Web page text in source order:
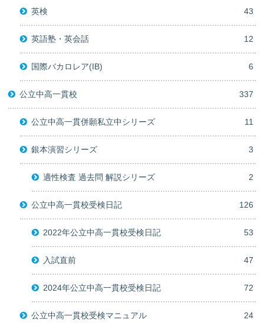
英検 43
英語塾・英会話 12
国際バカロレア(IB) 6
公立中高一貫校 337
公立中高一貫併願私立中シリーズ 11
銀本演習シリーズ 3
適性検査 過去問 解説シリーズ 2
公立中高一貫校受検日記 126
2022年公立中高一貫校受検日記 53
入試直前 47
2024年公立中高一貫校受検日記 72
公立中高一貫校受検マニュアル 24